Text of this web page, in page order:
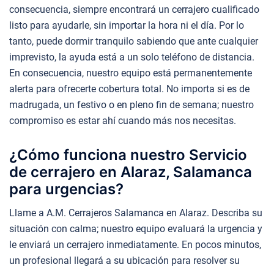
consecuencia, siempre encontrará un cerrajero cualificado
listo para ayudarle, sin importar la hora ni el día. Por lo
tanto, puede dormir tranquilo sabiendo que ante cualquier
imprevisto, la ayuda está a un solo teléfono de distancia.
En consecuencia, nuestro equipo está permanentemente
alerta para ofrecerte cobertura total. No importa si es de
madrugada, un festivo o en pleno fin de semana; nuestro
compromiso es estar ahí cuando más nos necesitas.
¿Cómo funciona nuestro Servicio
de cerrajero en Alaraz, Salamanca
para urgencias?
Llame a A.M. Cerrajeros Salamanca en Alaraz. Describa su
situación con calma; nuestro equipo evaluará la urgencia y
le enviará un cerrajero inmediatamente. En pocos minutos,
un profesional llegará a su ubicación para resolver su